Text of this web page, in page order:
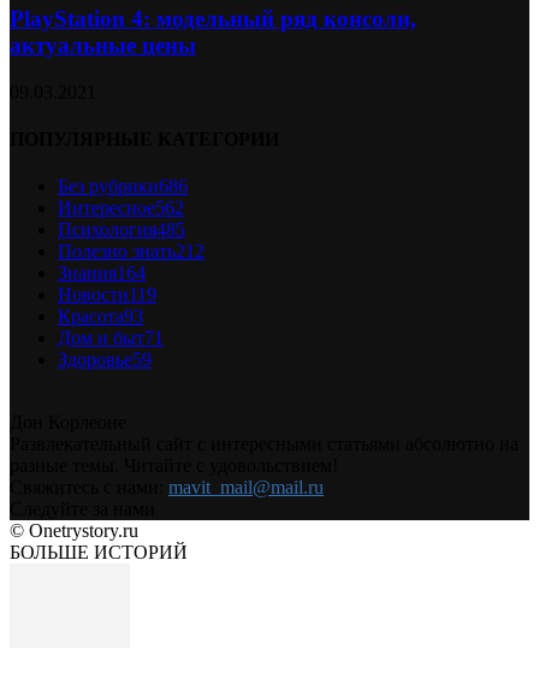
PlayStation 4: модельный ряд консоли,
актуальные цены
Без рубрики686
Интересное562
Психология485
Полезно знать212
Знания164
Новости119
Красота93
Дом и быт71
Здоровье59
mavit_mail@mail.ru
© Onetrystory.ru
БОЛЬШЕ ИСТОРИЙ